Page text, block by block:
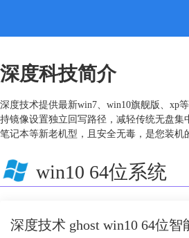
深度科技简介
深度技术提供最新win7、win10旗舰版、xp
持镜像设置独立回写路径，减轻传统无盘
笔记本等新老机型，且安全无毒，是您装机
win10 64位系统
深度技术 ghost win10 64位智